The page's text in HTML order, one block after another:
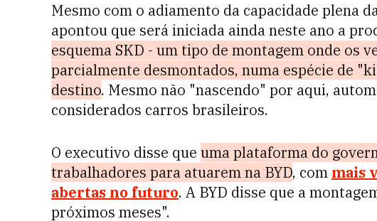
Mesmo com o adiamento da capacidade plena
apontou que será iniciada ainda neste ano a
esquema SKD - um tipo de montagem onde os
parcialmente desmontados, numa espécie de
destino. Mesmo não "nascendo" por aqui,
considerados carros brasileiros.
O executivo disse que uma plataforma do
trabalhadores para atuarem na BYD, com mais
abertas no futuro. A BYD disse que a
próximos meses".